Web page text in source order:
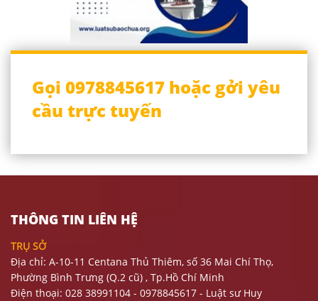
Gọi 0978845617 hoặc gởi yêu
cầu trực tuyến
THÔNG TIN LIÊN HỆ
TRỤ SỞ
Địa chỉ: A-10-11 Centana Thủ Thiêm, số 36 Mai Chí Thọ,
Phường Bình Trưng (Q.2 cũ) , Tp.Hồ Chí Minh
Điện thoại: 028 38991104 - 0978845617 - Luật sư Huy